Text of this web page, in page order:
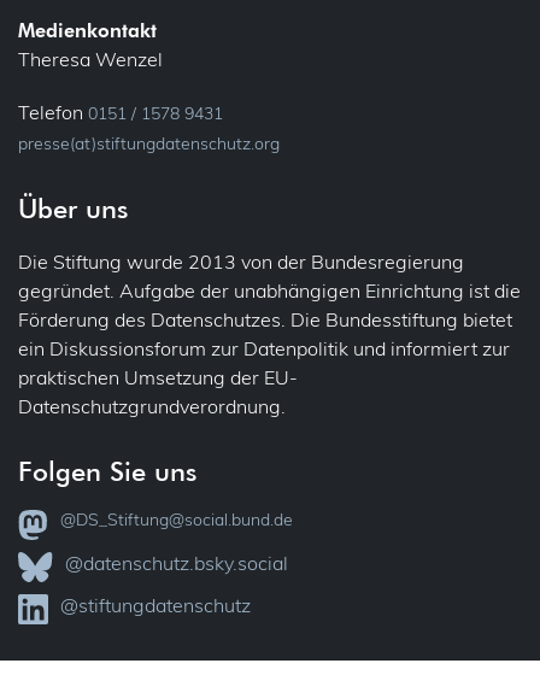
Medienkontakt
Theresa Wenzel
Telefon 0151 / 1578 9431
presse(at)stiftungdatenschutz.org
Über uns
Die Stiftung wurde 2013 von der Bundesregierung
gegründet. Aufgabe der unabhängigen Einrichtung ist die
Förderung des Datenschutzes. Die Bundesstiftung bietet
ein Diskussionsforum zur Datenpolitik und informiert zur
praktischen Umsetzung der EU-
Datenschutzgrundverordnung.
Folgen Sie uns
@DS_Stiftung@social.bund.de
@datenschutz.bsky.social
@stiftungdatenschutz